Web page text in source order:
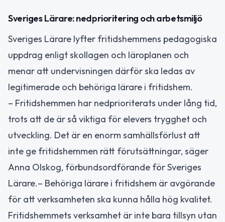
Sveriges Lärare: nedprioritering och arbetsmiljö
Sveriges Lärare lyfter fritidshemmens pedagogiska
uppdrag enligt skollagen och läroplanen och
menar att undervisningen därför ska ledas av
legitimerade och behöriga lärare i fritidshem.
– Fritidshemmen har nedprioriterats under lång tid,
trots att de är så viktiga för elevers trygghet och
utveckling. Det är en enorm samhällsförlust att
inte ge fritidshemmen rätt förutsättningar, säger
Anna Olskog, förbundsordförande för Sveriges
Lärare.– Behöriga lärare i fritidshem är avgörande
för att verksamheten ska kunna hålla hög kvalitet.
Fritidshemmets verksamhet är inte bara tillsyn utan